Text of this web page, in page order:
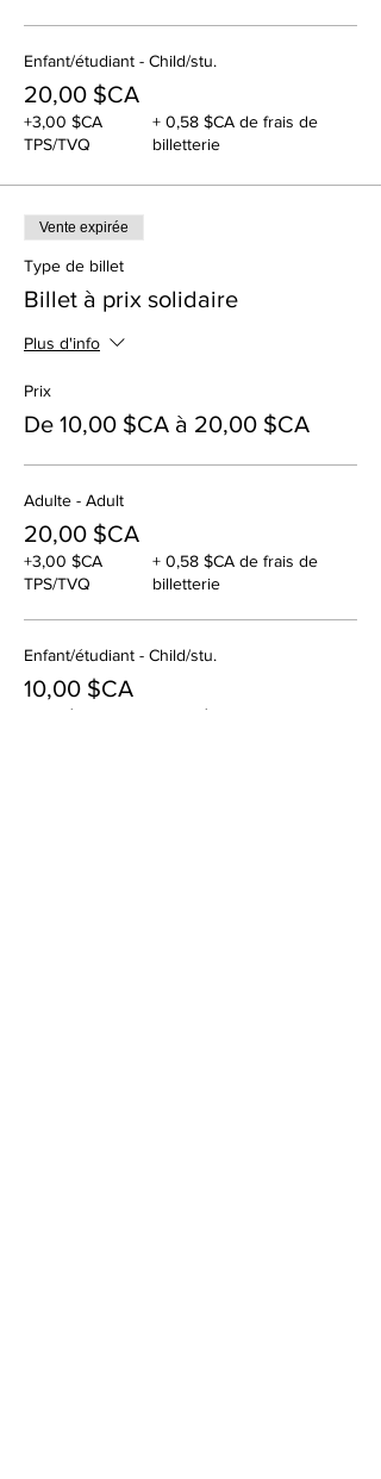
Enfant/étudiant - Child/stu.
20,00 $CA
+3,00 $CA
TPS/TVQ
+ 0,58 $CA de frais de
billetterie
Vente expirée
Type de billet
Billet à prix solidaire
Plus d'info
Prix
De 10,00 $CA à 20,00 $CA
Adulte - Adult
20,00 $CA
+3,00 $CA
TPS/TVQ
+ 0,58 $CA de frais de
billetterie
Enfant/étudiant - Child/stu.
10,00 $CA
+1,50 $CA
+ 0,29 $CA de frais de